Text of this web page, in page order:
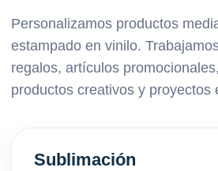
Personalizamos productos
estampado en vinilo.
regalos, artículos
productos creativos y proyectos
Sublimación